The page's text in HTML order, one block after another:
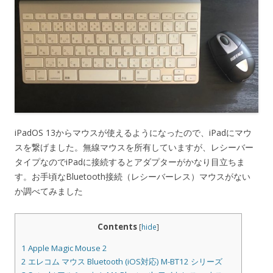
iPadOS 13からマウスが使えるようになったので、iPadにマウ
スを繋げました。無線マウスを所有していますが、レシーバー
タイプなのでiPadに接続するとアダプターがかなり目立ちま
す。お手頃なBluetooth接続（レシーバーレス）マウスがない
か調べてみました
Contents [hide]
1 Apple Magic Mouse 2
2 エレコム マウス Bluetooth (iOS対応) M-BT12 シリーズ